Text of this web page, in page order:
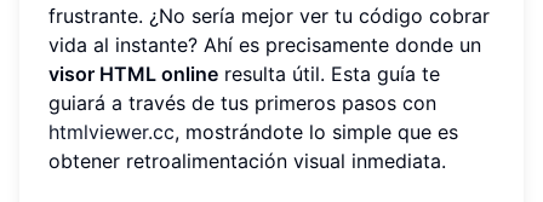
frustrante. ¿No sería mejor ver tu código cobrar
vida al instante? Ahí es precisamente donde un
visor HTML online resulta útil. Esta guía te
guiará a través de tus primeros pasos con
htmlviewer.cc, mostrándote lo simple que es
obtener retroalimentación visual inmediata.